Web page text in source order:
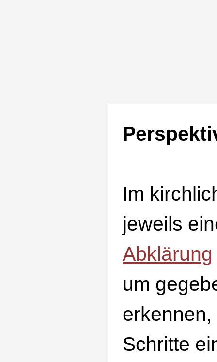
Im
jeweils
Abklärung
um
Schritte